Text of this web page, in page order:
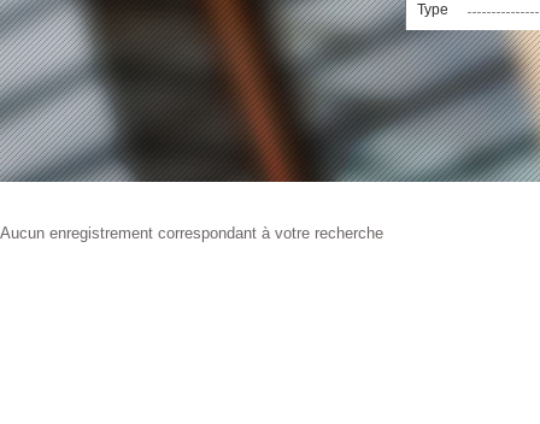
Type
Aucun enregistrement correspondant à votre recherche